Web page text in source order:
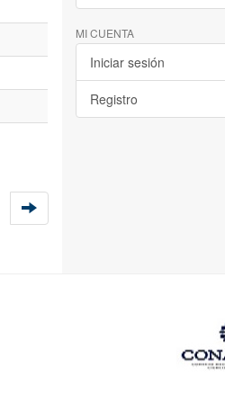
MI CUENTA
Iniciar sesión
Registro